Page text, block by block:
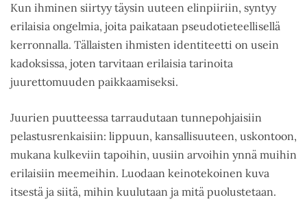
Kun ihminen siirtyy täysin uuteen elinpiiriin, syntyy
erilaisia ongelmia, joita paikataan pseudotieteellisellä
kerronnalla. Tällaisten ihmisten identiteetti on usein
kadoksissa, joten tarvitaan erilaisia tarinoita
juurettomuuden paikkaamiseksi.
Juurien puutteessa tarraudutaan tunnepohjaisiin
pelastusrenkaisiin: lippuun, kansallisuuteen, uskontoon,
mukana kulkeviin tapoihin, uusiin arvoihin ynnä muihin
erilaisiin meemeihin. Luodaan keinotekoinen kuva
itsestä ja siitä, mihin kuulutaan ja mitä puolustetaan.